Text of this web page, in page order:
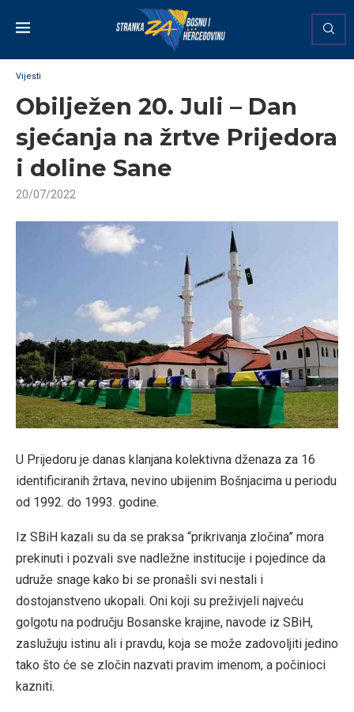
Vijesti
Obilježen 20. Juli – Dan
sjećanja na žrtve Prijedora
i doline Sane
20/07/2022
U Prijedoru je danas klanjana kolektivna dženaza za 16
identificiranih žrtava, nevino ubijenim Bošnjacima u periodu
od 1992. do 1993. godine.
Iz SBiH kazali su da se praksa “prikrivanja zločina” mora
prekinuti i pozvali sve nadležne institucije i pojedince da
udruže snage kako bi se pronašli svi nestali i
dostojanstveno ukopali. Oni koji su preživjeli najveću
golgotu na području Bosanske krajine, navode iz SBiH,
zaslužuju istinu ali i pravdu, koja se može zadovoljiti jedino
tako što će se zločin nazvati pravim imenom, a počinioci
kazniti.